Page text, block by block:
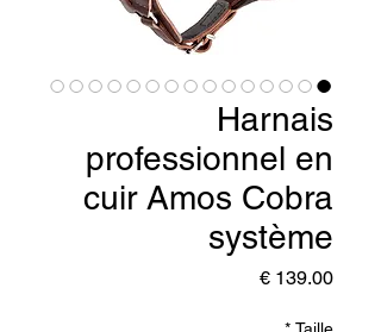
Harnais
professionnel en
cuir Amos Cobra
système
السعر
Taille
*